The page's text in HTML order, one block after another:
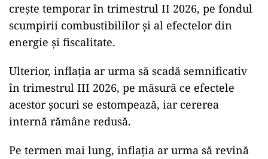
crește temporar în trimestrul II 2026, pe fondul
scumpirii combustibililor și al efectelor din
energie și fiscalitate.
Ulterior, inflația ar urma să scadă semnificativ
în trimestrul III 2026, pe măsură ce efectele
acestor șocuri se estompează, iar cererea
internă rămâne redusă.
Pe termen mai lung, inflația ar urma să revină